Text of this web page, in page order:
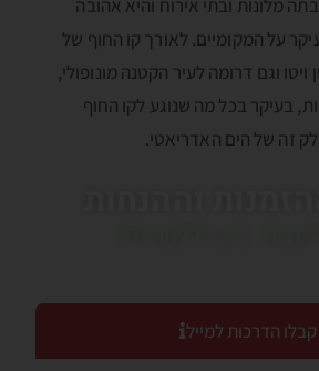
מלונות ובתי אירוח והיא אהובה
על המקומיים. לאורך קו החוף של
וגם דרומה לעיר הקטנה מונופולי,
בעיקר בכל מה שנוגע לקו החוף
זה של הים האדריאטי.
קבלו הדרכות למייל